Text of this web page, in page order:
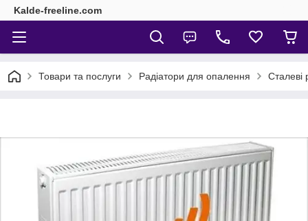
Kalde-freeline.com
Товари та послуги Радіатори для опалення Сталеві